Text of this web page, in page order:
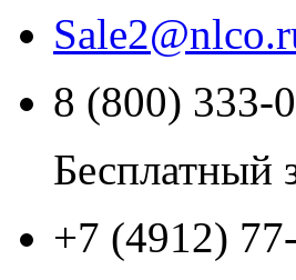
Sale2@
8 (800) 333-
Бесплатный
+7 (4912)